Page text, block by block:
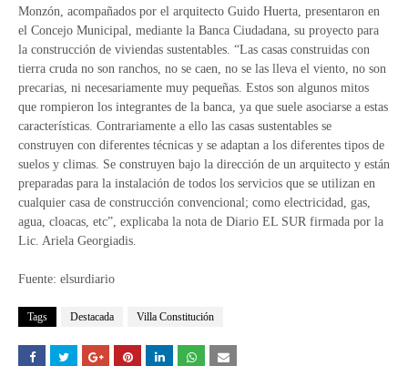
Monzón, acompañados por el arquitecto Guido Huerta, presentaron en
el Concejo Municipal, mediante la Banca Ciudadana, su proyecto para
la construcción de viviendas sustentables. “Las casas construidas con
tierra cruda no son ranchos, no se caen, no se las lleva el viento, no son
precarias, ni necesariamente muy pequeñas. Estos son algunos mitos
que rompieron los integrantes de la banca, ya que suele asociarse a estas
características. Contrariamente a ello las casas sustentables se
construyen con diferentes técnicas y se adaptan a los diferentes tipos de
suelos y climas. Se construyen bajo la dirección de un arquitecto y están
preparadas para la instalación de todos los servicios que se utilizan en
cualquier casa de construcción convencional; como electricidad, gas,
agua, cloacas, etc”, explicaba la nota de Diario EL SUR firmada por la
Lic. Ariela Georgiadis.
Fuente: elsurdiario
Tags Destacada Villa Constitución